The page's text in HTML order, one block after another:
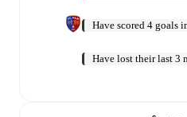
Have scored 4 goals
Have lost their last 3